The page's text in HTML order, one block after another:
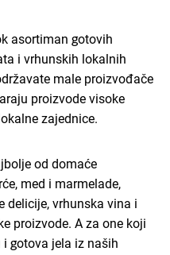
asortiman gotovih
i vrhunskih lokalnih
male proizvođače
proizvode visoke
zajednice.
od domaće
med i marmelade,
delicije, vrhunska vina i
proizvode. A za one koji
gotova jela iz naših